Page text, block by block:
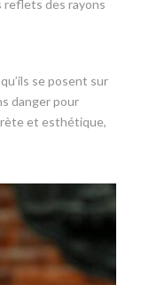
reflets des rayons
se posent sur
danger pour
et esthétique,